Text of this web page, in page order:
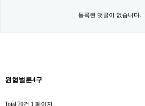
등록된 댓글이 없습니다.
원형벌룬4구
Total 70건 1 페이지